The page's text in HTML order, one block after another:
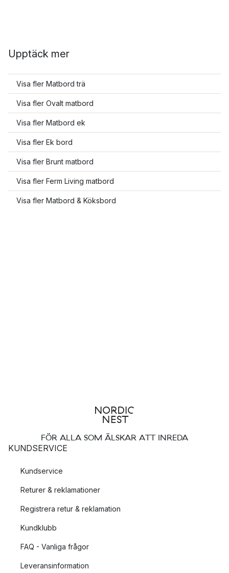
Upptäck mer
Visa fler Matbord trä
Visa fler Ovalt matbord
Visa fler Matbord ek
Visa fler Ek bord
Visa fler Brunt matbord
Visa fler Ferm Living matbord
Visa fler Matbord & Köksbord
FÖR ALLA SOM ÄLSKAR ATT INREDA
KUNDSERVICE
Kundservice
Returer & reklamationer
Registrera retur & reklamation
Kundklubb
FAQ - Vanliga frågor
Leveransinformation